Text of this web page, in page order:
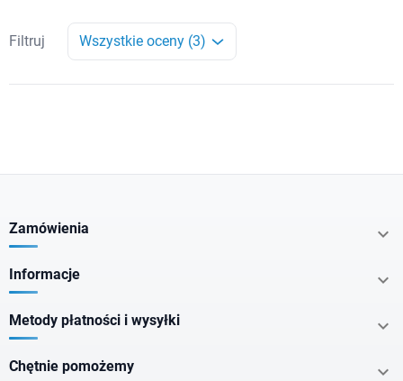
Filtruj Wszystkie oceny (3)
Zamówienia 
Informacje 
Metody płatności i wysyłki 
Chętnie pomożemy 